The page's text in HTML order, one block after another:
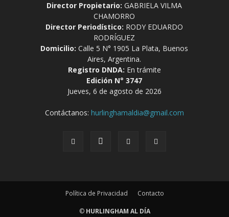
Director Propietario: GABRIELA VILMA
CHAMORRO
Director Periodístico: RODY EDUARDO
RODRÍGUEZ
Domicilio: Calle 5 N° 1905 La Plata, Buenos
Aires, Argentina.
Registro DNDA: En trámite
Edición N° 3747
Jueves, 6 de agosto de 2026
Contáctanos: hurlinghamaldia@gmail.com
Política de Privacidad Contacto
© HURLINGHAM AL DÍA